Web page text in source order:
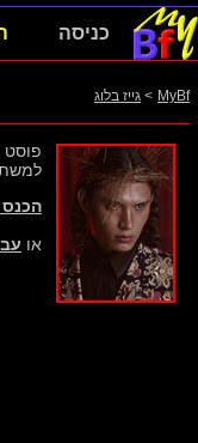
כניסה
MyBf
> גייז בלוג
או